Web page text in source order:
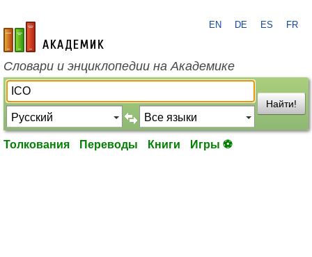
academic.ru
EN DE ES FR
Словари и энциклопедии на Академике
Найти!
Толкования Переводы Книги Игры ⚽